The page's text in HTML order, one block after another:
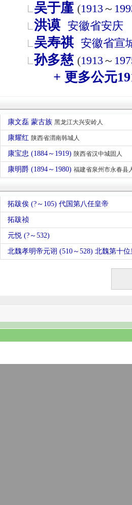
吴于廑 (1913 ～
洪谟 安徽省安庆
吴寿祺 安徽省宣
孙多慈 (1913 ～
+ 更多公元
康文磊 蒙古族 黑龙江大兴安岭人
康耀红 陕西省渭南韩城人
康宝忠 (1884～1919) 陕西省汉中城固人
康明爵 (1894～1980) 福建省泉州市永春县
拓跋俟 (?～105) 代国第八任皇帝
拓跋祯
元悦 (?～532)
北魏孝明帝元诩 (510～528) 北魏第十位